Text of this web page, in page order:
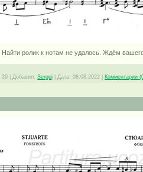
Найти ролик к нотам не удалось. Ждём
29 Добавил: Sergej Дата: 08.08.2022 Комментарии